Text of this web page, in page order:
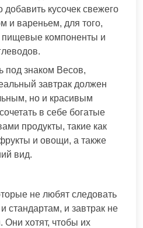
кусочек свежего
и вареньем, для того,
пищевые компоненты и
под знаком Весов,
завтрак должен
но и красивым
в себе богатые
продукты, такие как
и овощи, а также
вид.
не любят следовать
и завтрак не
Они хотят, чтобы их